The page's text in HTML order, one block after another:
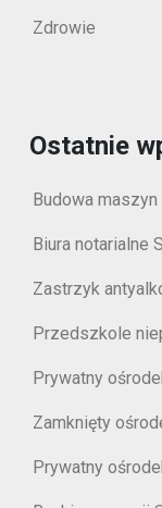
Zdrowie
Ostatnie
Budowa
Biura notarialne
Zastrzyk
Przedszkole
Prywatny
Zamknięty
Prywatny